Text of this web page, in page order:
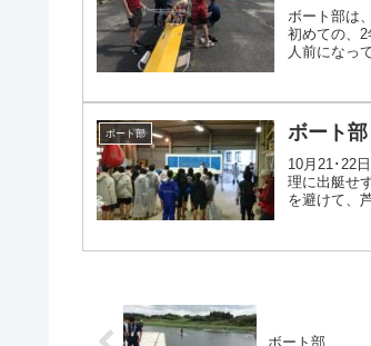
ボート部は
初めての、
人前になっ
ボート部 ボート
10月21･22
理に出艇せ
を避けて、
ボート部